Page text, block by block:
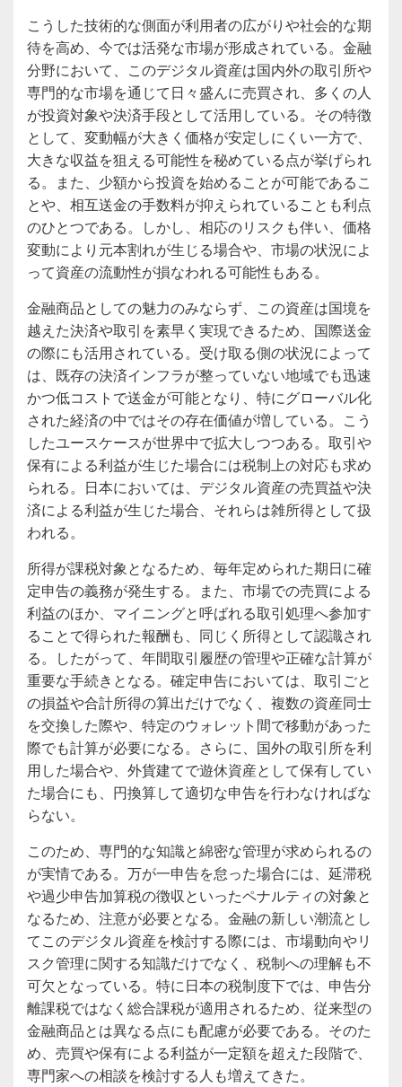
こうした技術的な側面が利用者の広がりや社会的な期
待を高め、今では活発な市場が形成されている。金融
分野において、このデジタル資産は国内外の取引所や
専門的な市場を通じて日々盛んに売買され、多くの人
が投資対象や決済手段として活用している。その特徴
として、変動幅が大きく価格が安定しにくい一方で、
大きな収益を狙える可能性を秘めている点が挙げられ
る。また、少額から投資を始めることが可能であるこ
とや、相互送金の手数料が抑えられていることも利点
のひとつである。しかし、相応のリスクも伴い、価格
変動により元本割れが生じる場合や、市場の状況によ
って資産の流動性が損なわれる可能性もある。
金融商品としての魅力のみならず、この資産は国境を
越えた決済や取引を素早く実現できるため、国際送金
の際にも活用されている。受け取る側の状況によって
は、既存の決済インフラが整っていない地域でも迅速
かつ低コストで送金が可能となり、特にグローバル化
された経済の中ではその存在価値が増している。こう
したユースケースが世界中で拡大しつつある。取引や
保有による利益が生じた場合には税制上の対応も求め
られる。日本においては、デジタル資産の売買益や決
済による利益が生じた場合、それらは雑所得として扱
われる。
所得が課税対象となるため、毎年定められた期日に確
定申告の義務が発生する。また、市場での売買による
利益のほか、マイニングと呼ばれる取引処理へ参加す
ることで得られた報酬も、同じく所得として認識され
る。したがって、年間取引履歴の管理や正確な計算が
重要な手続きとなる。確定申告においては、取引ごと
の損益や合計所得の算出だけでなく、複数の資産同士
を交換した際や、特定のウォレット間で移動があった
際でも計算が必要になる。さらに、国外の取引所を利
用した場合や、外貨建てで遊休資産として保有してい
た場合にも、円換算して適切な申告を行わなければな
らない。
このため、専門的な知識と綿密な管理が求められるの
が実情である。万が一申告を怠った場合には、延滞税
や過少申告加算税の徴収といったペナルティの対象と
なるため、注意が必要となる。金融の新しい潮流とし
てこのデジタル資産を検討する際には、市場動向やリ
スク管理に関する知識だけでなく、税制への理解も不
可欠となっている。特に日本の税制度下では、申告分
離課税ではなく総合課税が適用されるため、従来型の
金融商品とは異なる点にも配慮が必要である。そのた
め、売買や保有による利益が一定額を超えた段階で、
専門家への相談を検討する人も増えてきた。